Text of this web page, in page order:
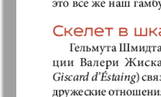
Известия BW
Кенгуру